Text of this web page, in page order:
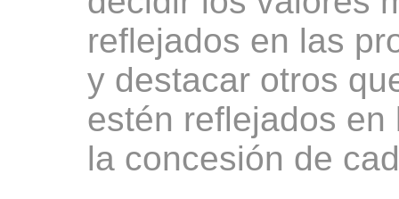
reflejados en las
y destacar otros
estén reflejados
la concesión de